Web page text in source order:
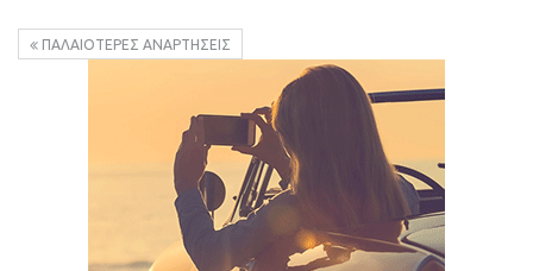
ΠΑΛΑΙΌΤΕΡΕΣ ΑΝΑΡΤΉΣΕΙΣ